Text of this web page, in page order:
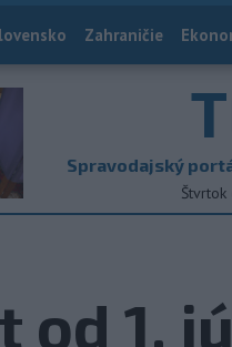
Zahraničie
Spravodajský
Štvrtok
od 1.